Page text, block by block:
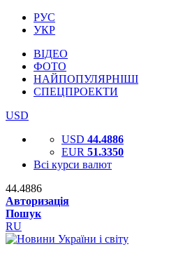
РУС
УКР
ВІДЕО
ФОТО
НАЙПОПУЛЯРНІШІ
СПЕЦПРОЕКТИ
USD
USD 44.4886
EUR 51.3350
Всі курси валют
44.4886
Авторизація
Пошук
RU